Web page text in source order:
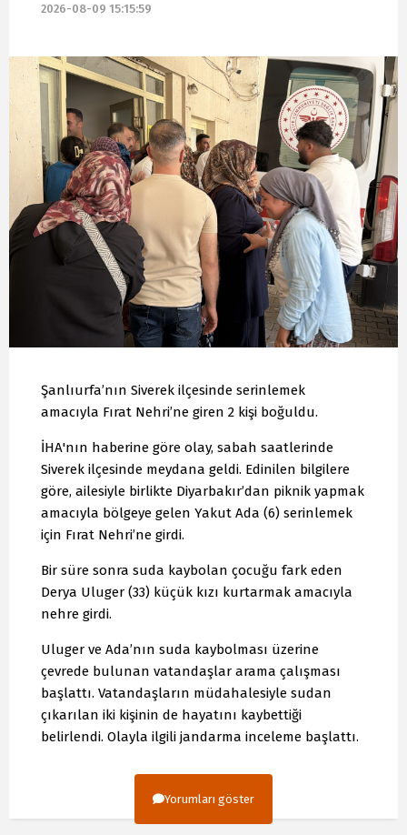
2026-08-09 15:15:59
Şanlıurfa’nın Siverek ilçesinde serinlemek
amacıyla Fırat Nehri’ne giren 2 kişi boğuldu.
İHA'nın haberine göre olay, sabah saatlerinde
Siverek ilçesinde meydana geldi. Edinilen bilgilere
göre, ailesiyle birlikte Diyarbakır’dan piknik yapmak
amacıyla bölgeye gelen Yakut Ada (6) serinlemek
için Fırat Nehri’ne girdi.
Bir süre sonra suda kaybolan çocuğu fark eden
Derya Uluger (33) küçük kızı kurtarmak amacıyla
nehre girdi.
Uluger ve Ada’nın suda kaybolması üzerine
çevrede bulunan vatandaşlar arama çalışması
başlattı. Vatandaşların müdahalesiyle sudan
çıkarılan iki kişinin de hayatını kaybettiği
belirlendi. Olayla ilgili jandarma inceleme başlattı.
Yorumları göster